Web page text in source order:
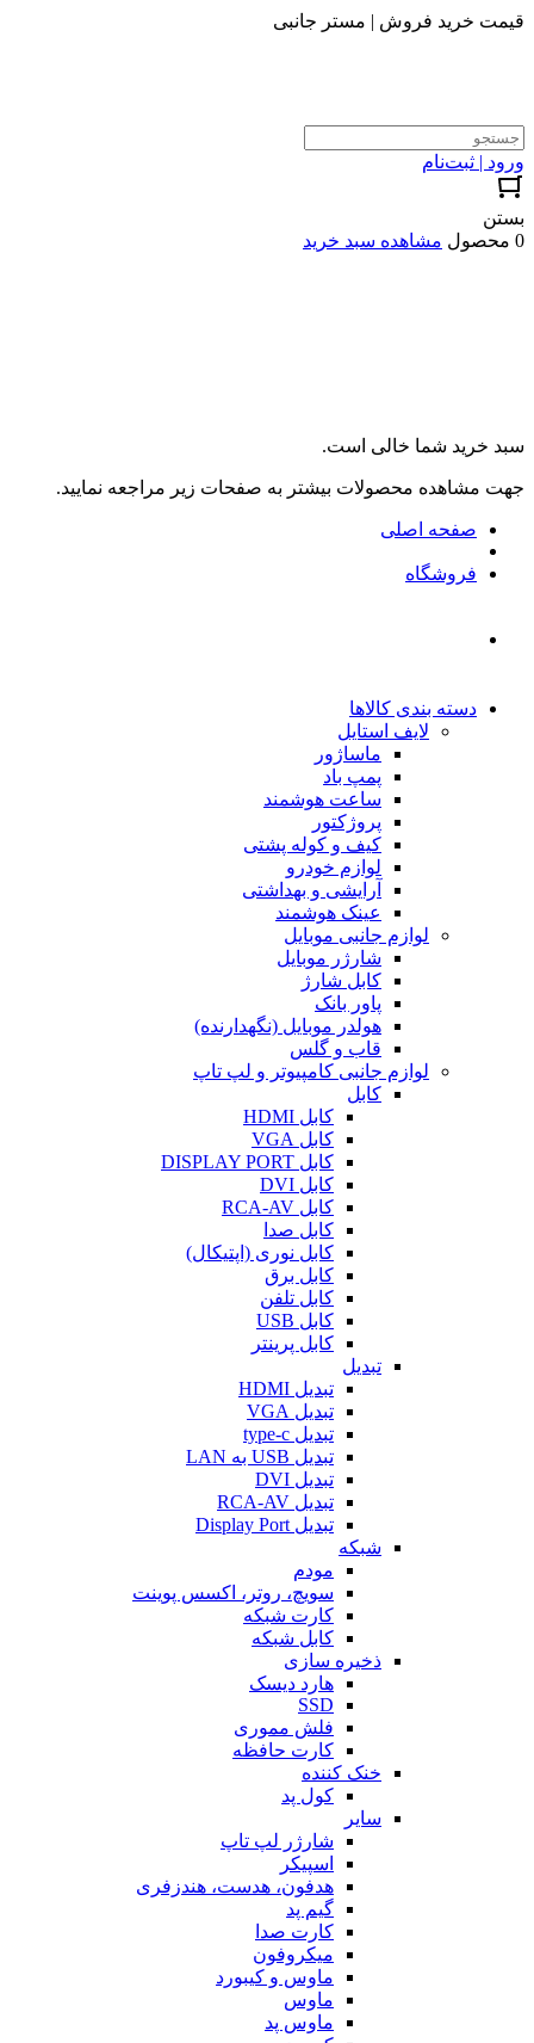
قیمت خرید فروش | مستر جانبی
ورود | ثبت‌نام
بستن
0 محصول
مشاهده سبد خرید
سبد خرید شما خالی است.
جهت مشاهده محصولات بیشتر به صفحات زیر مراجعه نمایید.
صفحه اصلی
فروشگاه
دسته بندی کالاها
لایف استایل
ماساژور
پمپ باد
ساعت هوشمند
پروژکتور
کیف و کوله پشتی
لوازم خودرو
آرایشی و بهداشتی
عینک هوشمند
لوازم جانبی موبایل
شارژر موبایل
کابل شارژ
پاور بانک
هولدر موبایل (نگهدارنده)
قاب و گلس
لوازم جانبی کامپیوتر و لپ تاپ
کابل
کابل HDMI
کابل VGA
کابل DISPLAY PORT
کابل DVI
کابل RCA-AV
کابل صدا
کابل نوری (اپتیکال)
کابل برق
کابل تلفن
کابل USB
کابل پرینتر
تبدیل
تبدیل HDMI
تبدیل VGA
تبدیل type-c
تبدیل USB به LAN
تبدیل DVI
تبدیل RCA-AV
تبدیل Display Port
شبکه
مودم
سویچ، روتر، اکسس پوینت
کارت شبکه
کابل شبکه
ذخیره سازی
هارد دیسک
SSD
فلش مموری
کارت حافظه
خنک کننده
کول پد
سایر
شارژر لپ تاپ
اسپیکر
هدفون، هدست، هندزفری
گیم پد
کارت صدا
میکروفون
ماوس و کیبورد
ماوس
ماوس پد